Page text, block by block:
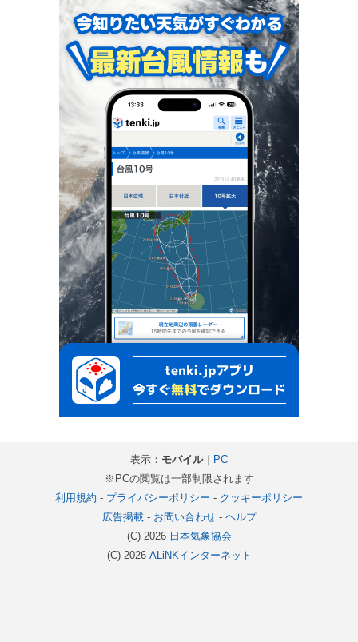
表示： モバイル｜
PC
※PCの閲覧は一部制限されます
利用規約 - プライバシーポリシー - クッキーポリシー
広告掲載- お問い合わせ- ヘルプ
(C) 2026 日本気象協会
(C) 2026 ALiNKインターネット